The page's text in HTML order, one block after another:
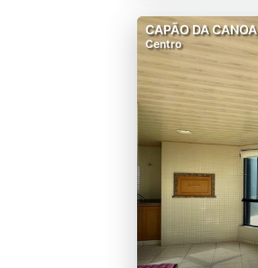
CAPÃO DA CANOA
Centro